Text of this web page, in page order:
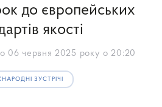
до європейських
якості
06 червня 2025 року о 20:20
ЗУСТРІЧІ